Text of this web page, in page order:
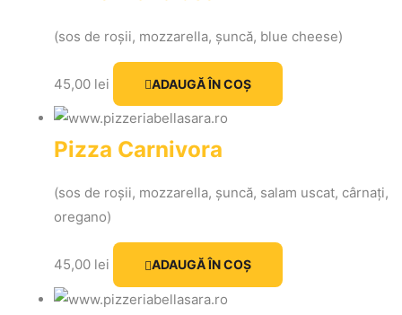
(sos de roșii, mozzarella, șuncă, blue cheese)
45,00 lei ADAUGĂ ÎN COȘ
Pizza Carnivora
(sos de roșii, mozzarella, șuncă, salam uscat, cârnați,
oregano)
45,00 lei ADAUGĂ ÎN COȘ